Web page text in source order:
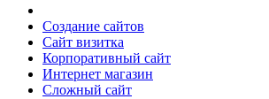
Создание сайтов
Сайт визитка
Корпоративный сайт
Интернет магазин
Сложный сайт